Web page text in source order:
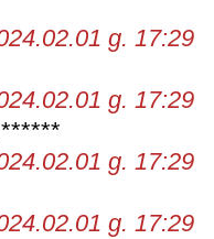
g. 17:29
g. 17:29
g. 17:29
g. 17:29